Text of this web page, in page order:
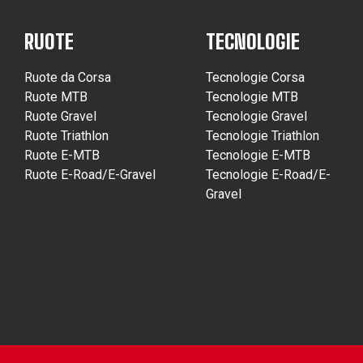
RUOTE
Ruote da Corsa
Ruote MTB
Ruote Gravel
Ruote Triathlon
Ruote E-MTB
Ruote E-Road/E-Gravel
TECNOLOGIE
Tecnologie Corsa
Tecnologie MTB
Tecnologie Gravel
Tecnologie Triathlon
Tecnologie E-MTB
Tecnologie E-Road/E-
Gravel